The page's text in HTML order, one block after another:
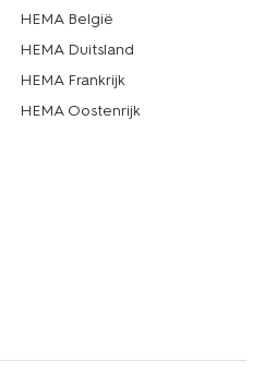
HEMA België
HEMA Duitsland
HEMA Frankrijk
HEMA Oostenrijk